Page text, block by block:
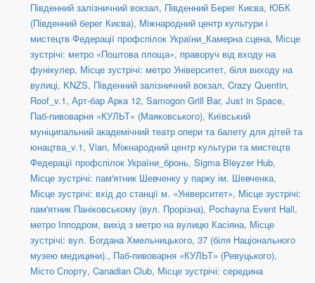
Південний залізничний вокзал, Південний Берег Києва, ЮБК
(Південний берег Києва), Міжнародний центр культури і
мистецтв Федерації профспілок України_Камерна сцена, Місце
зустрічі: метро «Поштова площа», праворуч від входу на
фунікулер, Місце зустрічі: метро Університет, біля виходу на
вулиці, KNZS, Південний залізничний вокзал, Crazy Quentin,
Roof_v.1, Арт-бар Арка 12, Samogon Grill Bar, Just in Space,
Паб-пивоварня «КУЛЬТ» (Маяковського), Київський
муніципальний академічний театр опери та балету для дітей та
юнацтва_v.1, Vian, Міжнародний центр культури та мистецтв
Федерації профспілок України_бронь, Sigma Bleyzer Hub,
Місце зустрічі: пам'ятник Шевченку у парку ім. Шевченка,
Місце зустрічі: вхід до станції м. «Університет», Місце зустрічі:
пам'ятник Паніковському (вул. Прорізна), Pochayna Event Hall,
метро Іпподром, вихід з метро на вулицю Касіяна, Місце
зустрічі: вул. Богдана Хмельницького, 37 (біля Національного
музею медицини)., Паб-пивоварня «КУЛЬТ» (Ревуцького),
Місто Спорту, Canadian Club, Місце зустрічі: середина